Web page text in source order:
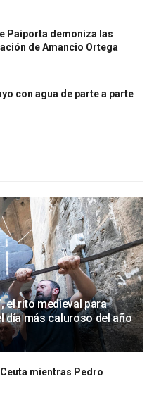
Paiporta demoniza las
de Amancio Ortega
con agua de parte a parte
el rito medieval para
día más caluroso del año
mientras Pedro